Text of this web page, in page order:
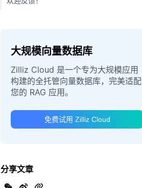
大规模向量数据库
Zilliz Cloud 是一个专为大规模应用
构建的全托管向量数据库，完美适配
您的 RAG 应用。
免费试用 Zilliz Cloud
分享文章